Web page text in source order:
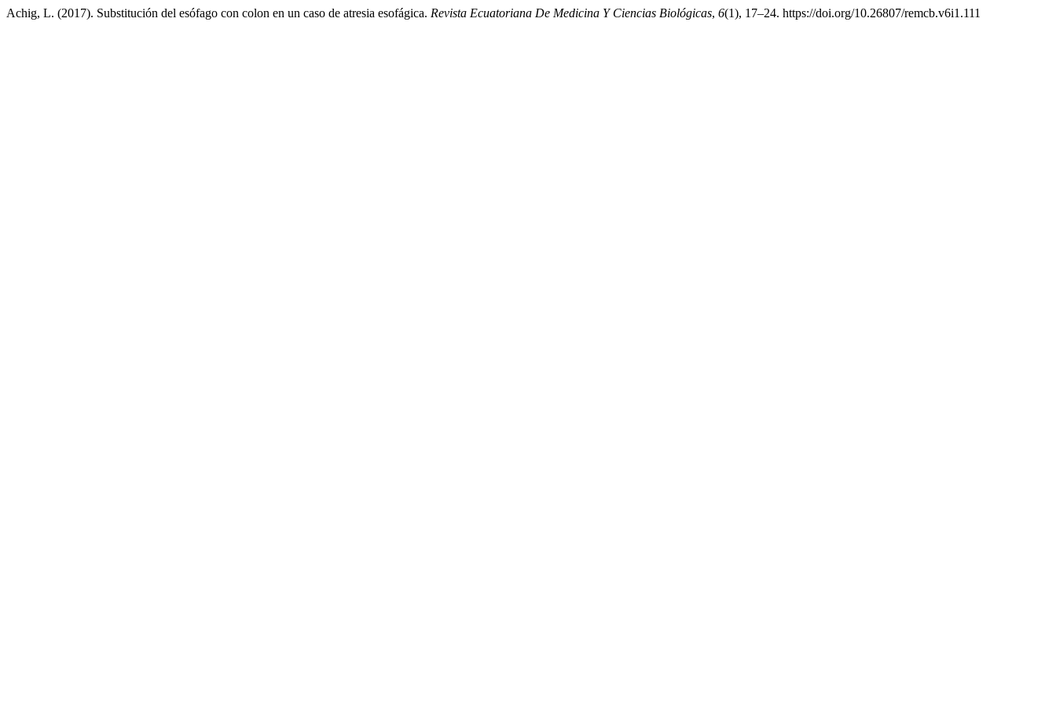
Achig, L. (2017). Substitución del esófago con colon en un caso de atresia esofágica. Revista Ecuatoriana De Medicina Y Ciencias Biológicas, 6(1), 17–24. https://doi.org/10.26807/remcb.v6i1.111